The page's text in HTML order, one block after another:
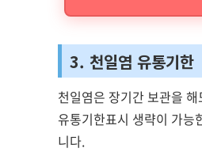
3. 천일염 유통기한
천일염은 장기간 보관을
유통기한표시 생략이 가능
니다.